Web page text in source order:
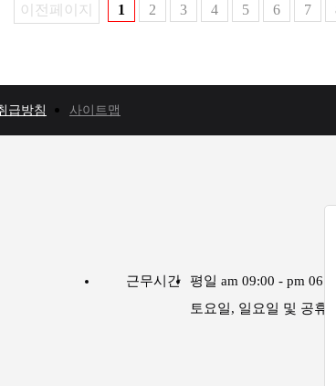
이전페이지 1 2 3 4 5 6 7
급방침 사이트맵
근무시간
평일 am 09:00 - pm 06:00
토요일, 일요일 및 공휴